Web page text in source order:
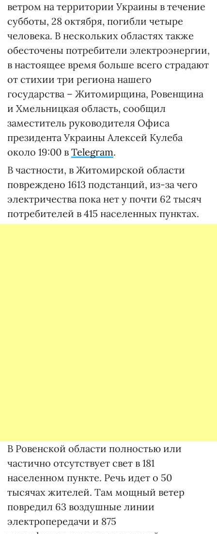
ветром на территории Украины в течение
субботы, 28 октября, погибли четыре
человека. В нескольких областях также
обесточены потребители электроэнергии,
в настоящее время больше всего страдают
от стихии три региона нашего
государства – Житомирщина, Ровенщина
и Хмельницкая область, сообщил
заместитель руководителя Офиса
президента Украины Алексей Кулеба
около 19:00 в Telegram.
В частности, в Житомирской области
повреждено 1613 подстанций, из-за чего
электричества пока нет у почти 62 тысяч
потребителей в 415 населенных пунктах.
В Ровенской области полностью или
частично отсутствует свет в 181
населенном пункте. Речь идет о 50
тысячах жителей. Там мощный ветер
повредил 63 воздушные линии
электропередачи и 875